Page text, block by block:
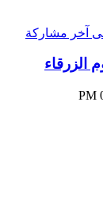
الزرقاء